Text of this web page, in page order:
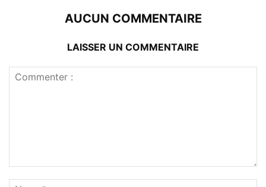
AUCUN COMMENTAIRE
LAISSER UN COMMENTAIRE